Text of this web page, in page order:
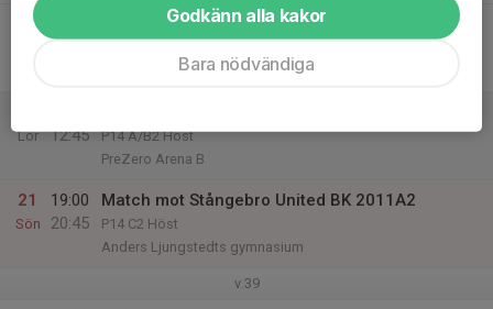
19 Match mot Söderköpings IK P2011 Blå
Vikingavallen A
Lör
12:45
P14 A/B2 Höst
PreZero Arena B
21
Sön
19:00
20:45
Match mot Stångebro United BK 2011A2
P14 C2 Höst
Anders Ljungstedts gymnasium
v.39
Godkänn alla kakor
Bara nödvändiga